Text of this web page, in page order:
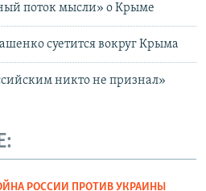
поток мысли» о Крыме
суетится вокруг Крыма
никто не признал»
РОССИИ ПРОТИВ УКРАИНЫ